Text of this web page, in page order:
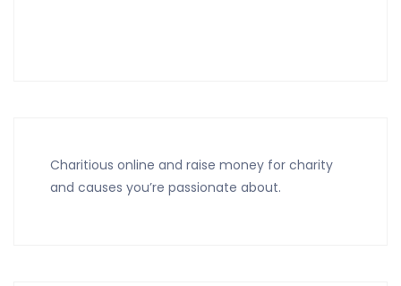
Charitious online and raise money for charity
and causes you’re passionate about.